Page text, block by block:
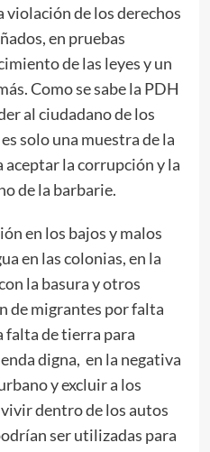
violación de los derechos
en pruebas
de las leyes y un
Como se sabe la PDH
al ciudadano de los
solo una muestra de la
la corrupción y la
de la barbarie.
en los bajos y malos
en las colonias, en la
la basura y otros
de migrantes por falta
falta de tierra para
digna, en la negativa
y excluir a los
dentro de los autos
ser utilizadas para